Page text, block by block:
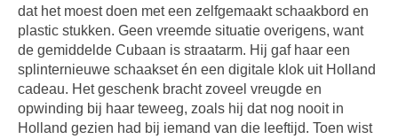
dat het moest doen met een zelfgemaakt schaakbord en
plastic stukken. Geen vreemde situatie overigens, want
de gemiddelde Cubaan is straatarm. Hij gaf haar een
splinternieuwe schaakset én een digitale klok uit Holland
cadeau. Het geschenk bracht zoveel vreugde en
opwinding bij haar teweeg, zoals hij dat nog nooit in
Holland gezien had bij iemand van die leeftijd. Toen wist